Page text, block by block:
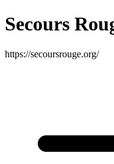
Secours
https://secoursrouge.org/